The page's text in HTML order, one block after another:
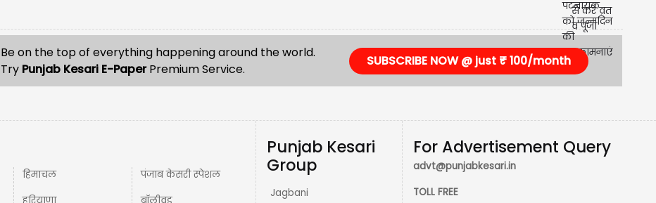
Be on the top of everything happening around the world.
SUBSCRIBE NOW @ just ₹ 100/month
Punjab Kesari
Group
For Advertisement Query
advt@punjabkesari.in